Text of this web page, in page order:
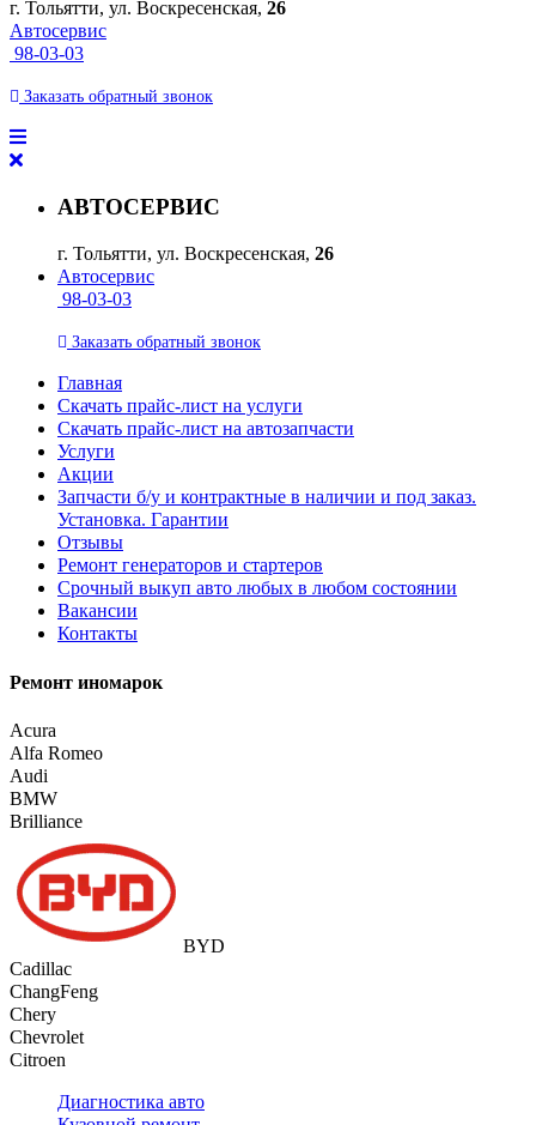
г. Тольятти, ул. Воскресенская, 26
Автосервис
98-03-03
Заказать обратный звонок
АВТОСЕРВИС
г. Тольятти, ул. Воскресенская, 26
Автосервис
98-03-03
Заказать обратный звонок
Главная
Скачать прайс-лист на услуги
Скачать прайс-лист на автозапчасти
Услуги
Акции
Запчасти б/у и контрактные в наличии и под заказ.
Установка. Гарантии
Отзывы
Ремонт генераторов и стартеров
Cрочный выкуп авто любых в любом состоянии
Вакансии
Контакты
Ремонт иномарок
Acura
Alfa Romeo
Audi
BMW
Brilliance
BYD
Cadillac
ChangFeng
Chery
Chevrolet
Citroen
Диагностика авто